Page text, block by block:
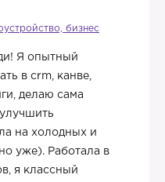
бизнес
Я опытный
в crm, канве,
делаю сама
на холодных и
уже). Работала в
я классный